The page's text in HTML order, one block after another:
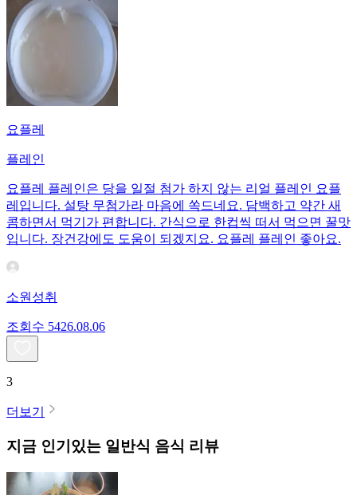
요플레
플레인
요플레 플레인은 당을 일절 첨가 하지 않는 리얼 플레인 요플
레입니다. 설탕 무첨가라 마음에 쏙드네요. 담백하고 약간 새
콤하면서 먹기가 편합니다. 간식으로 한컵씩 떠서 먹으면 꿀맛
입니다. 장건강에도 도움이 되겠지요. 요플레 플레인 좋아요.
소원성취
조회수 5426.08.06
3
더보기
지금 인기있는 일반식 음식 리뷰